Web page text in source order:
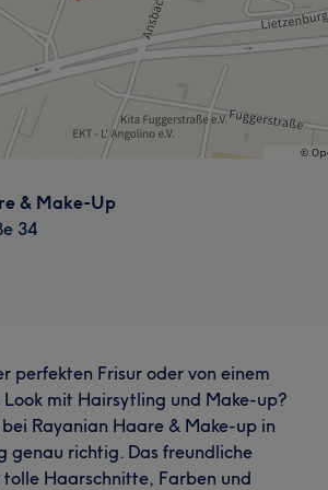
& Make-Up
34
perfekten Frisur oder von einem
mit Hairsytling und Make-up?
Rayanian Haare & Make-up in
genau richtig. Das freundliche
Haarschnitte, Farben und